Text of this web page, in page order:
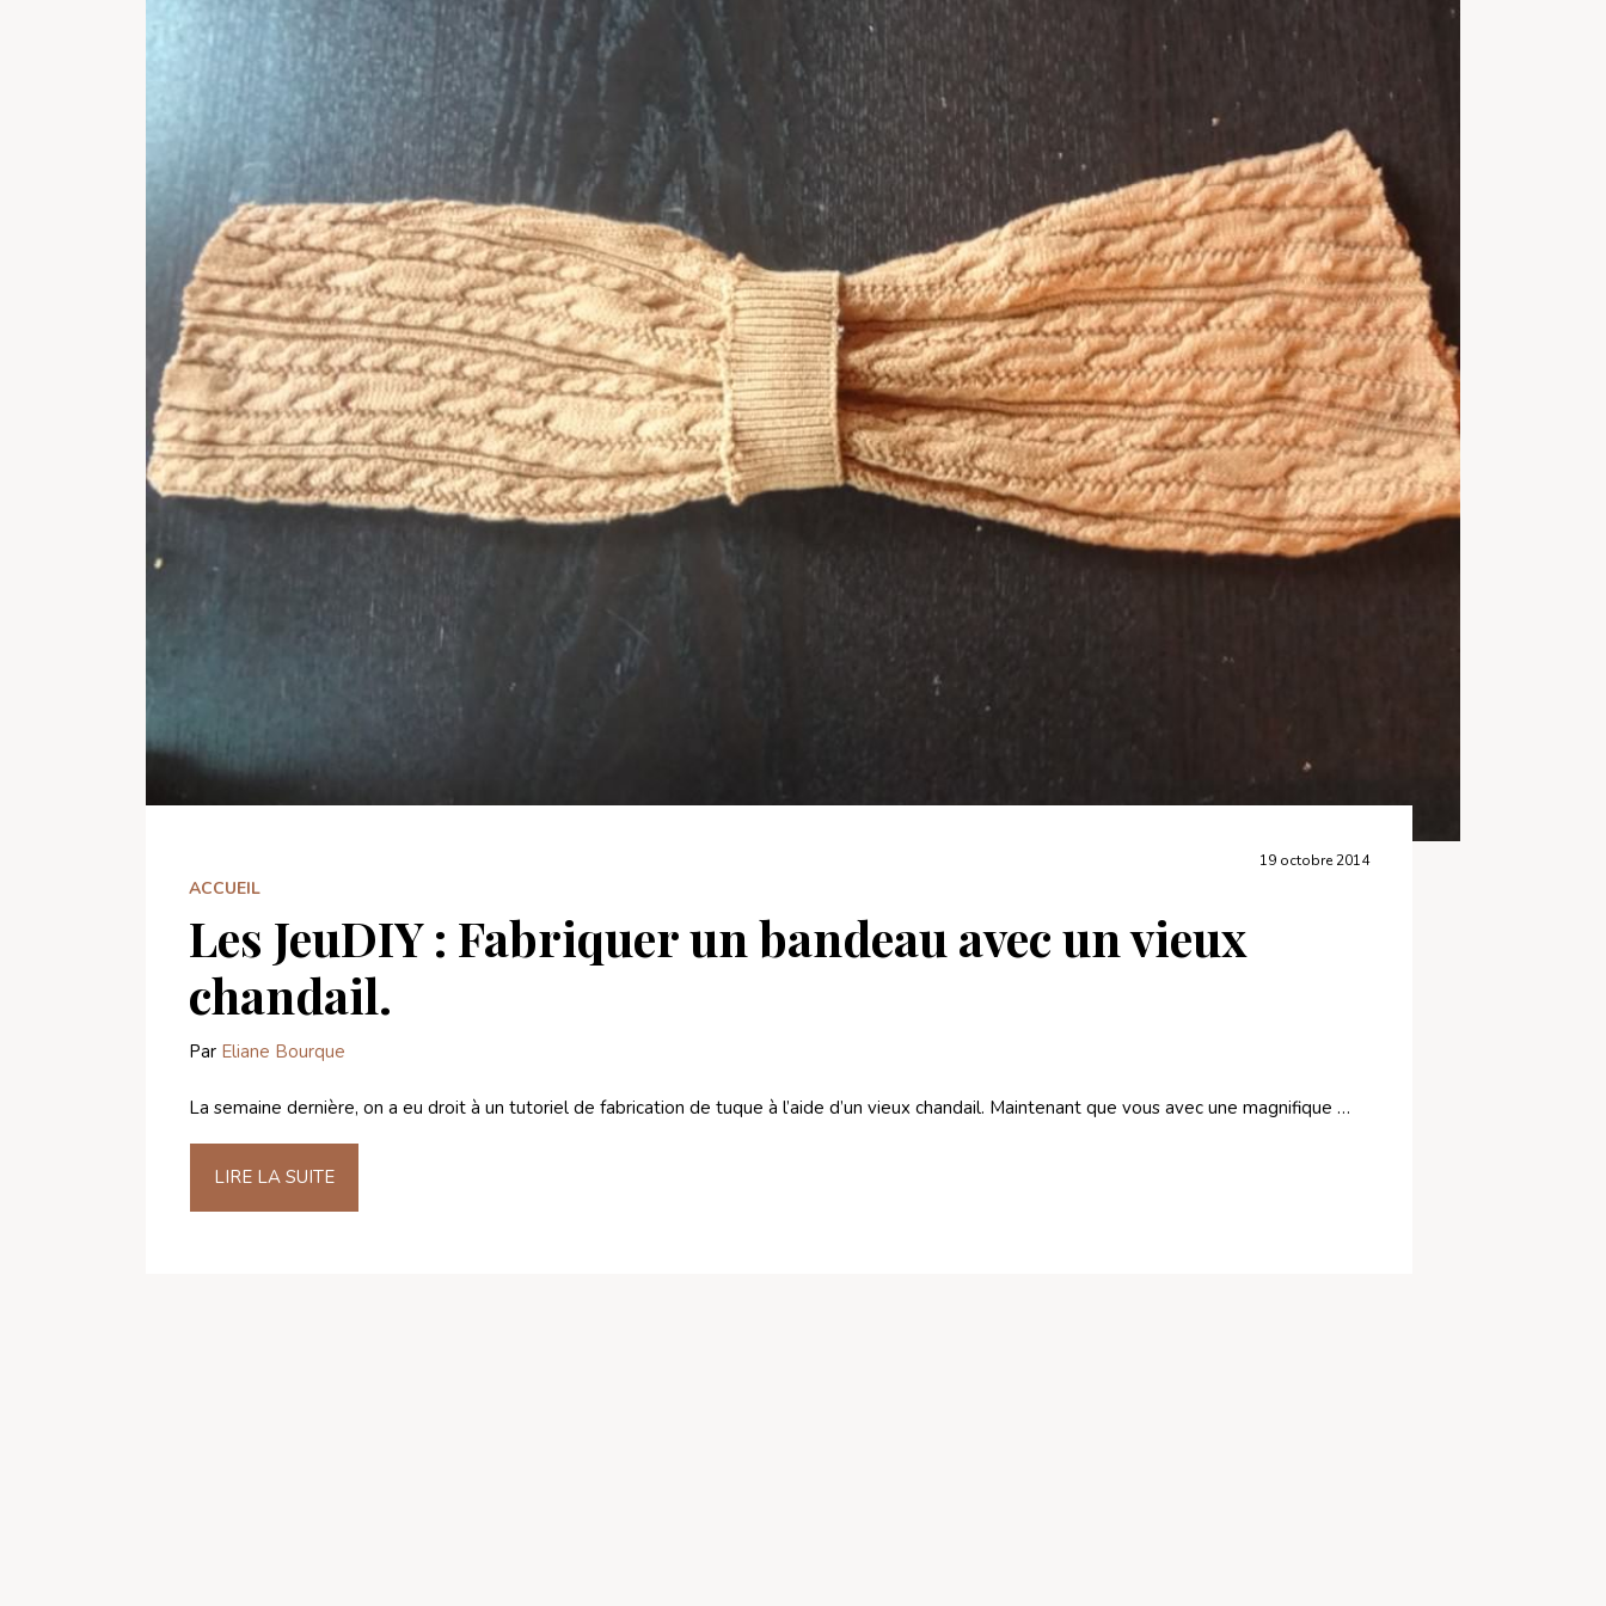
19 octobre 2014
ACCUEIL
Les JeuDIY : Fabriquer un bandeau avec un vieux
chandail.
Par Eliane Bourque
La semaine dernière, on a eu droit à un tutoriel de fabrication de tuque à l’aide d’un vieux chandail. Maintenant que vous avec une magnifique …
LIRE LA SUITE